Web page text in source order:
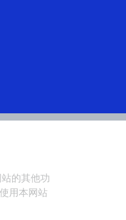
的其他功
用本网站